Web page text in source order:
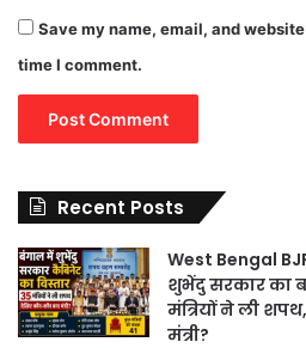
Save my name, email, and
time I comment.
Recent Posts
West Bengal
शुभेंदु सरकार का
मंत्रियों ने ली
मंत्री?